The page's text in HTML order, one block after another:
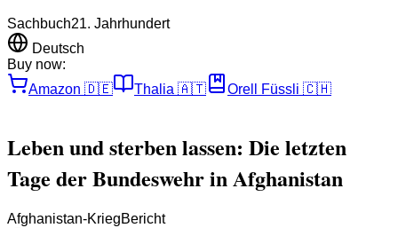
Sachbuch21. Jahrhundert
Deutsch
Buy now:
Amazon 🇩🇪 Thalia 🇦🇹 Orell Füssli 🇨🇭
Leben und sterben lassen: Die letzten
Tage der Bundeswehr in Afghanistan
Afghanistan-KriegBericht